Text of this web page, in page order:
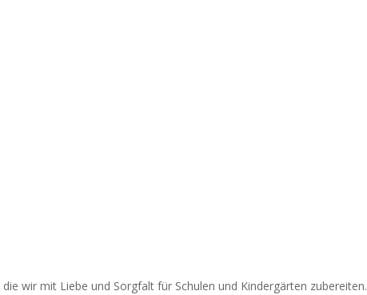
wir mit Liebe und Sorgfalt für Schulen und Kindergärten zubereiten.